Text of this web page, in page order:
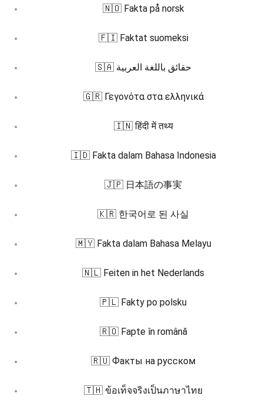
🇳🇴 Fakta på norsk
🇫🇮 Faktat suomeksi
🇸🇦 حقائق باللغة العربية
🇬🇷 Γεγονότα στα ελληνικά
🇮🇳 हिंदी में तथ्य
🇮🇩 Fakta dalam Bahasa Indonesia
🇯🇵 日本語の事実
🇰🇷 한국어로 된 사실
🇲🇾 Fakta dalam Bahasa Melayu
🇳🇱 Feiten in het Nederlands
🇵🇱 Fakty po polsku
🇷🇴 Fapte în română
🇷🇺 Факты на русском
🇹🇭 ข้อเท็จจริงเป็นภาษาไทย